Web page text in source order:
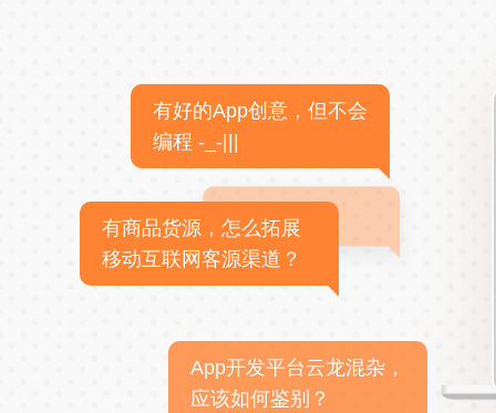
有好的App创意，但不会
编程 -_-|||
有商品货源，怎么拓展
移动互联网客源渠道？
App开发平台云龙混杂，
应该如何鉴别？